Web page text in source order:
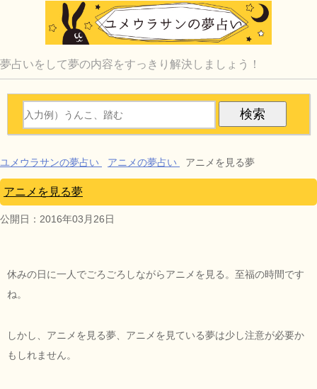
夢占いをして夢の内容をすっきり解決しましょう！
ユメウラサンの夢占い アニメの夢占い アニメを見る夢
アニメを見る夢
公開日： 2016年03月26日
休みの日に一人でごろごろしながらアニメを見る。至福の時間です
ね。
しかし、アニメを見る夢、アニメを見ている夢は少し注意が必要か
もしれません。